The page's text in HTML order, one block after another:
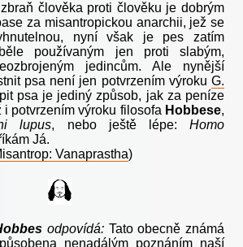
člověka proti člověku je dobrým
za misantropickou anarchii, jež se
nyní však je pes zatím
používaným jen proti slabým,
jedincům. Ale nynější
psa není jen potvrzením výroku G.
psa je jediný způsob, jak za peníze
potvrzením výroku filosofa Hobbese,
lupus, nebo ještě lépe:Homo
Já.
Vanaprastha)
odpovídá:Tato obecně známá
nenadálým poznáním naší